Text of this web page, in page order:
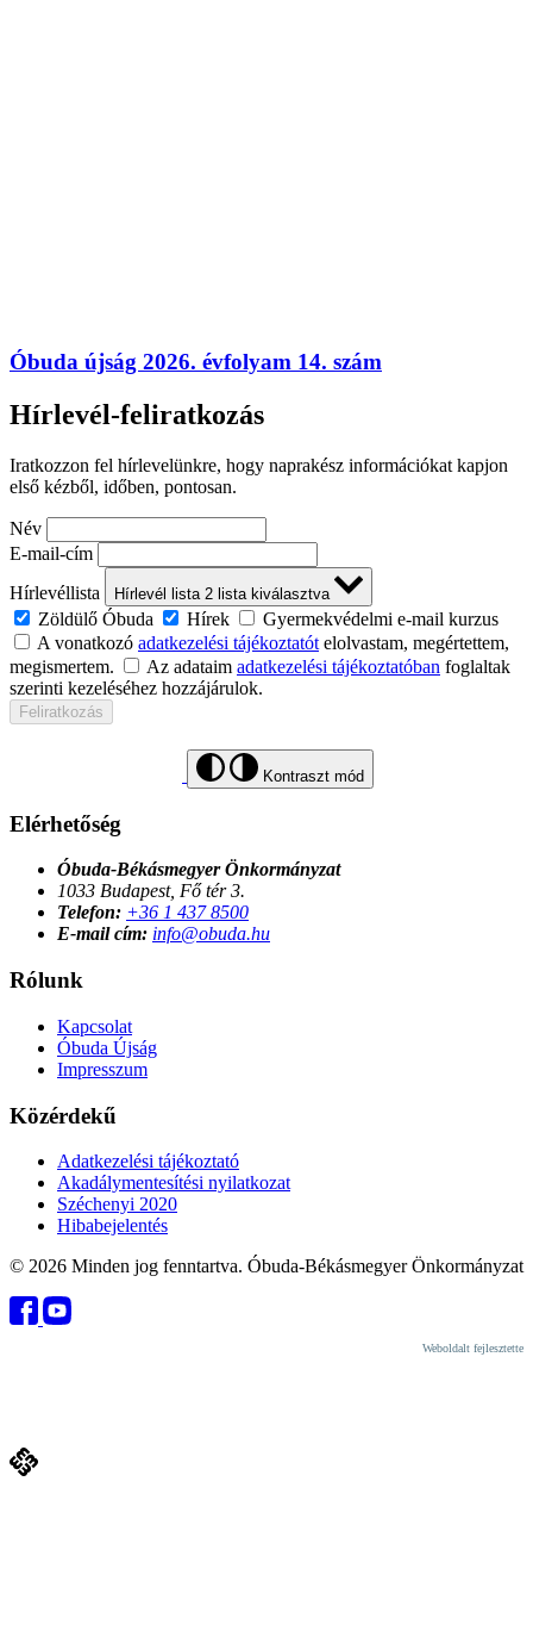
Óbuda újság 2026. évfolyam 14. szám
Hírlevél-feliratkozás
Iratkozzon fel hírlevelünkre, hogy naprakész információkat kapjon
első kézből, időben, pontosan.
Név
E-mail-cím
Hírlevéllista
Hírlevél lista 2 lista kiválasztva
Zöldülő Óbuda Hírek
Gyermekvédelmi e-mail kurzus
A vonatkozó adatkezelési tájékoztatót elolvastam, megértettem,
megismertem.
Az adataim adatkezelési tájékoztatóban foglaltak
szerinti kezeléséhez hozzájárulok.
Feliratkozás
Kontraszt mód
Elérhetőség
Óbuda-Békásmegyer Önkormányzat
1033 Budapest, Fő tér 3.
Telefon: +36 1 437 8500
E-mail cím: info@obuda.hu
Rólunk
Kapcsolat
Óbuda Újság
Impresszum
Közérdekű
Adatkezelési tájékoztató
Akadálymentesítési nyilatkozat
Széchenyi 2020
Hibabejelentés
© 2026 Minden jog fenntartva. Óbuda-Békásmegyer Önkormányzat
Weboldalt fejlesztette